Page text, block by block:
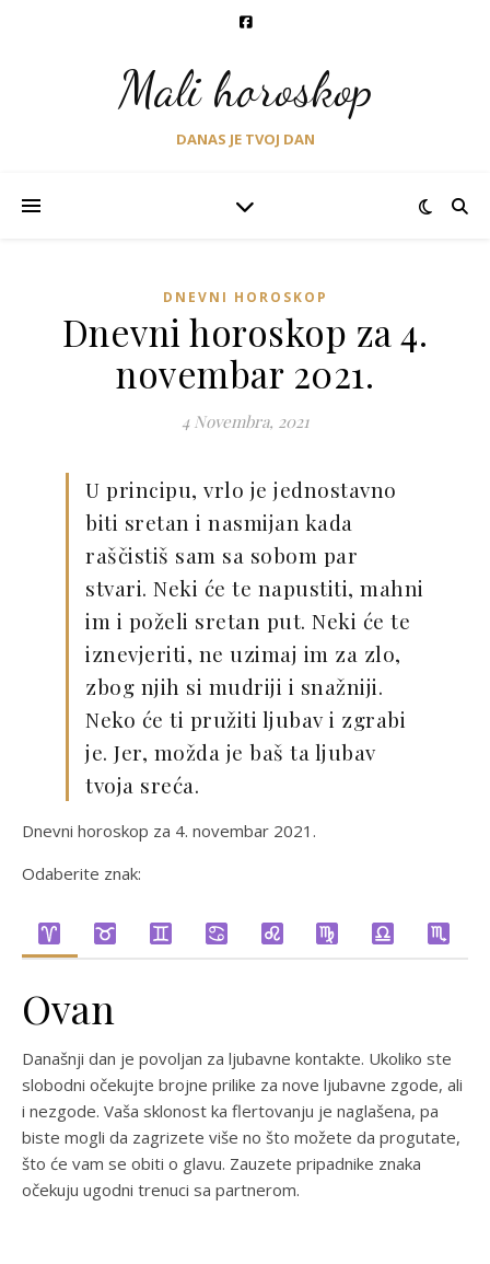
Mali horoskop
DANAS JE TVOJ DAN
DNEVNI HOROSKOP
Dnevni horoskop za 4.
novembar 2021.
4 Novembra, 2021
U principu, vrlo je jednostavno
biti sretan i nasmijan kada
raščistiš sam sa sobom par
stvari. Neki će te napustiti, mahni
im i poželi sretan put. Neki će te
iznevjeriti, ne uzimaj im za zlo,
zbog njih si mudriji i snažniji.
Neko će ti pružiti ljubav i zgrabi
je. Jer, možda je baš ta ljubav
tvoja sreća.
Dnevni horoskop za 4. novembar 2021.
Odaberite znak:
Ovan
Današnji dan je povoljan za ljubavne kontakte. Ukoliko ste
slobodni očekujte brojne prilike za nove ljubavne zgode, ali
i nezgode. Vaša sklonost ka flertovanju je naglašena, pa
biste mogli da zagrizete više no što možete da progutate,
što će vam se obiti o glavu. Zauzete pripadnike znaka
očekuju ugodni trenuci sa partnerom.